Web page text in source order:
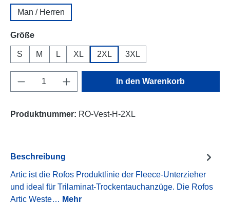
Man / Herren
Größeauswählen
S M L XL 2XL 3XL
Produkt Anzahl: Gib den gewünschten
In den Warenkorb
Produktnummer: RO-Vest-H-2XL
Beschreibung
Artic ist die Rofos Produktlinie der Fleece-Unterzieher
und ideal für Trilaminat-Trockentauchanzüge. Die Rofos
Artic Weste… Mehr